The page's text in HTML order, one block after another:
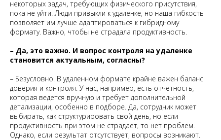
некоторых задач, требующих физического присутствия,
пока не уйти. Люди привыкли к удаленке, но наша гибкость
позволяет им лучше адаптироваться к гибридному
формату. Важно, чтобы не страдала продуктивность.
– Да, это важно. И вопрос контроля на удаленке
становится актуальным, согласны?
– Безусловно. В удаленном формате крайне важен баланс
доверия и контроля. У нас, например, есть отчетность,
которая ведется вручную и требует дополнительной
детализации, особенно в подборе. Да, сотрудник может
выбирать, как структурировать свой день, но если
продуктивность при этом не страдает, то нет проблем.
Однако, если результат отсутствует, вопросы возникают.